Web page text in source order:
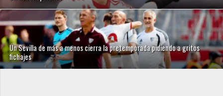
Un Sevilla de más a menos cierra la pretemporada pidiendo a gritos
fichajes